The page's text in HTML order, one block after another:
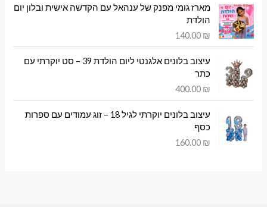
מארז גומי מפנק של ענהאל עם הקדשה אישית ובלון יום
הולדת
140.00 ₪
עיצוב בלונים אלגנטי ליום הולדת 39 – סט יוקרתי עם
כתר
400.00 ₪
עיצוב בלונים יוקרתי לגיל 18 – זוג עמודים עם ספרות
כסף
160.00 ₪